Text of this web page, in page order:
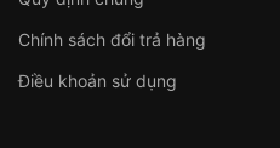
Chính sách đổi trả hàng
Điều khoản sử dụng